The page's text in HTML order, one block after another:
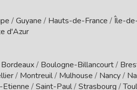
/Guyane / Hauts-de-France /Île-
d'Azur
Bordeaux/ Boulogne-Billancourt/
/ Montreuil/ Mulhouse / Nancy/
Etienne /Saint-Paul/Strasbourg /